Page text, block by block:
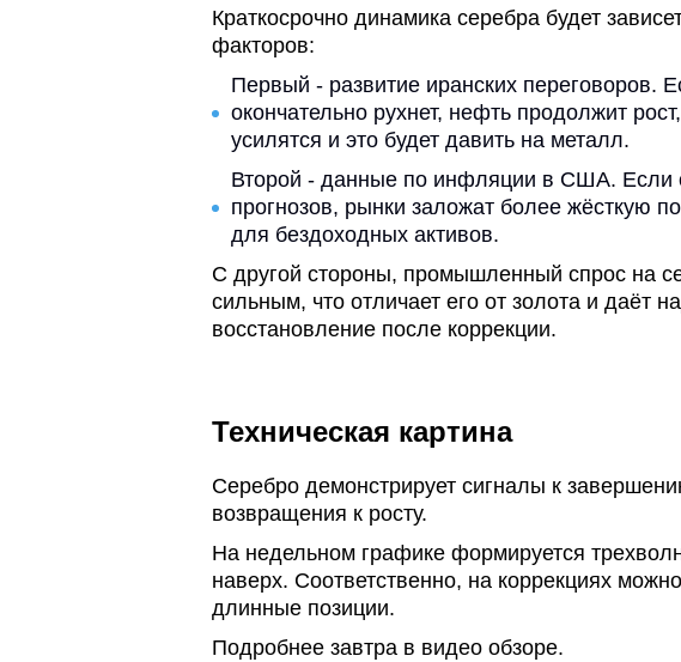
Краткосрочно динамика серебра будет
факторов:
Первый - развитие иранских переговоров.
окончательно рухнет, нефть продолжит
усилятся и это будет давить на металл.
Второй - данные по инфляции в США. Если
прогнозов, рынки заложат более жёсткую
для бездоходных активов.
С другой стороны, промышленный спрос на
сильным, что отличает его от золота и даёт
восстановление после коррекции.
Техническая картина
Серебро демонстрирует сигналы к
возвращения к росту.
На недельном графике формируется
наверх. Соответственно, на коррекциях
длинные позиции.
Подробнее завтра в видео обзоре.